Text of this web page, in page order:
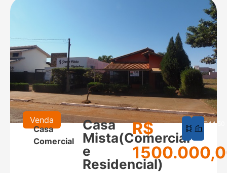
Venda
Casa
Comercial
Casa
Mista(Comercial
e
Residencial)
R$
625
m²
244,50